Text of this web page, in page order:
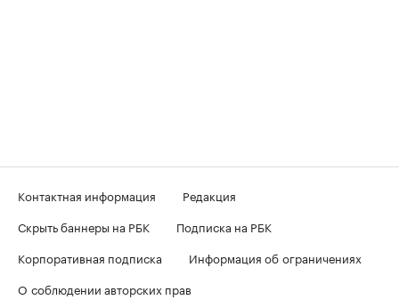
Контактная информация
Редакция
Скрыть баннеры на РБК
Подписка на РБК
Корпоративная подписка
Информация об ограничениях
О соблюдении авторских прав